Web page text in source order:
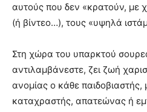
αυτούς που δεν «κρατούν, με
(ή βίντεο…), τους «υψηλά
Στη χώρα του υπαρκτού
αντιλαμβάνεστε, ζει ζωή
ανομίας ο κάθε
καταχραστής, απατεώνας ή